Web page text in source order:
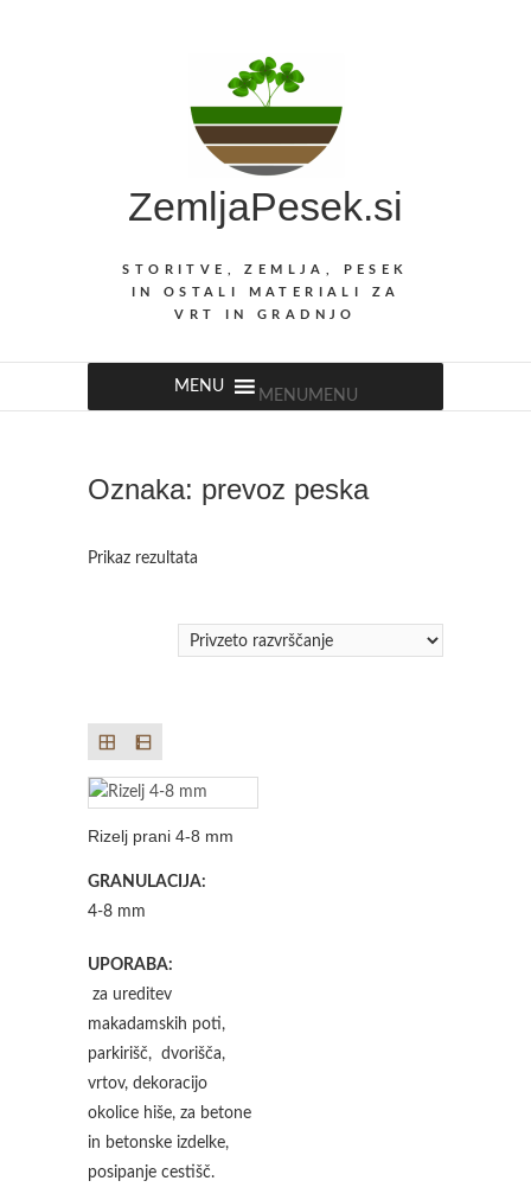
ZemljaPesek.si
STORITVE, ZEMLJA, PESEK
IN OSTALI MATERIALI ZA
VRT IN GRADNJO
MENU MENU
Oznaka: prevoz peska
Prikaz rezultata
Rizelj prani 4-8 mm
GRANULACIJA:
4-8 mm
UPORABA:
za ureditev
makadamskih poti,
parkirišč, dvorišča,
vrtov, dekoracijo
okolice hiše, za betone
in betonske izdelke,
posipanje cestišč.